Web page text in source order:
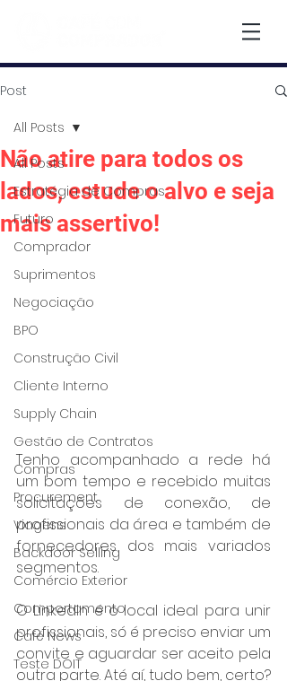
Post
All Posts
Estratégia de Compras
Futuro
Comprador
Suprimentos
Negociação
BPO
Construção Civil
Cliente Interno
Supply Chain
Gestão de Contratos
Compras
Procurement
Viagens
Backdoor Selling
Comércio Exterior
Comportamento
Café News
Teste DOIT
All Posts
Não atire para todos os
lados, estude o alvo e seja
mais assertivo!
Tenho acompanhado a rede há
um bom tempo e recebido muitas
solicitações de conexão, de
profissionais da área e também de
fornecedores dos mais variados
segmentos.
O LinkedIn é o local ideal para unir
profissionais, só é preciso enviar um
convite e aguardar ser aceito pela
outra parte. Até aí, tudo bem, certo?